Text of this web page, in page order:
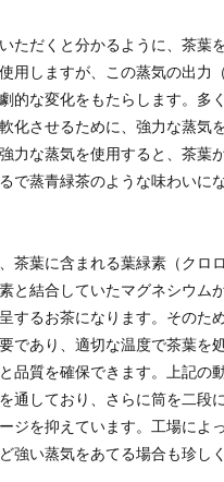
ただくと分かるように、茶葉
用しますが、この蒸気の出力
的な変化をもたらします。多
化させるために、強力な蒸気
力な蒸気を使用すると、茶葉
で蒸青緑茶のような味わいに
茶葉に含まれる葉緑素（クロ
と結合していたマグネシウム
するお茶になります。そのた
であり、適切な温度で茶葉を
品質を確保できます。上記の
通しており、さらに筒を二段
ジを抑えています。工場によ
強い蒸気をあてる場合も珍し